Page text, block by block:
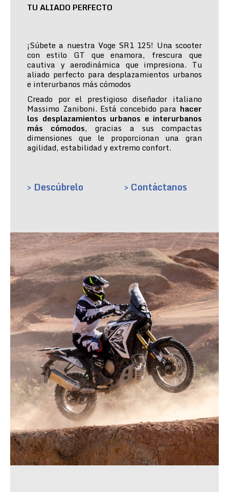
TU ALIADO PERFECTO
¡Súbete a nuestra Voge SR1 125! Una scooter
con estilo GT que enamora, frescura que
cautiva y aerodinámica que impresiona. Tu
aliado perfecto para desplazamientos urbanos
e interurbanos más cómodos
Creado por el prestigioso diseñador italiano
Massimo Zaniboni. Está concebido para hacer
los desplazamientos urbanos e interurbanos
más cómodos, gracias a sus compactas
dimensiones que le proporcionan una gran
agilidad, estabilidad y extremo confort.
> Descúbrelo > Contáctanos